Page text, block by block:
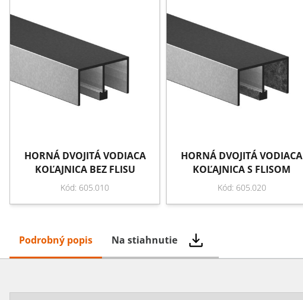
HORNÁ DVOJITÁ VODIACA
KOĽAJNICA BEZ FLISU
Kód: 605.010
HORNÁ DVOJITÁ VODIACA
KOĽAJNICA S FLISOM
Kód: 605.020
Podrobný popis Na stiahnutie